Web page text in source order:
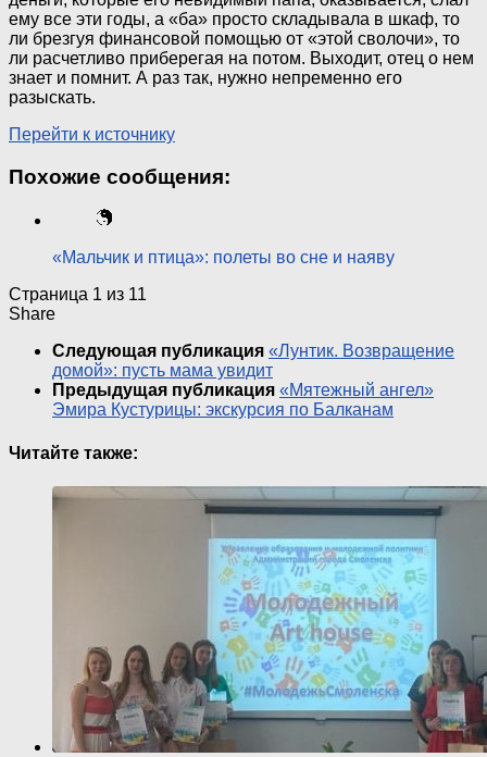
ему все эти годы, а «ба» просто складывала в шкаф, то
ли брезгуя финансовой помощью от «этой сволочи», то
ли расчетливо приберегая на потом. Выходит, отец о нем
знает и помнит. А раз так, нужно непременно его
разыскать.
Перейти к источнику
Похожие сообщения:
«Мальчик и птица»: полеты во сне и наяву
Страница 1 из 11
Share
Следующая публикация «Лунтик. Возвращение
домой»: пусть мама увидит
Предыдущая публикация «Мятежный ангел»
Эмира Кустурицы: экскурсия по Балканам
Читайте также: